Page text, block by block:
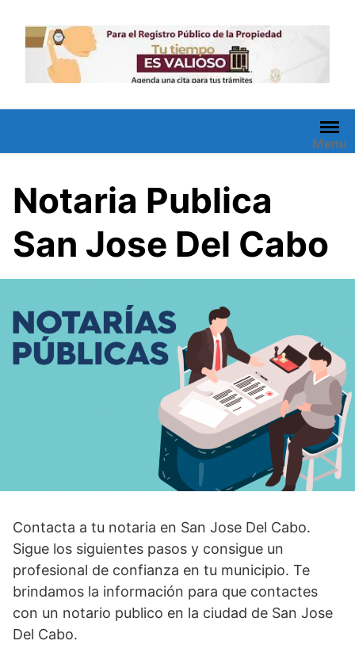
contenido
Menu
Notaria Publica
San Jose Del Cabo
Contacta a tu notaria en San Jose Del Cabo.
Sigue los siguientes pasos y consigue un
profesional de confianza en tu municipio. Te
brindamos la información para que contactes
con un notario publico en la ciudad de San Jose
Del Cabo.